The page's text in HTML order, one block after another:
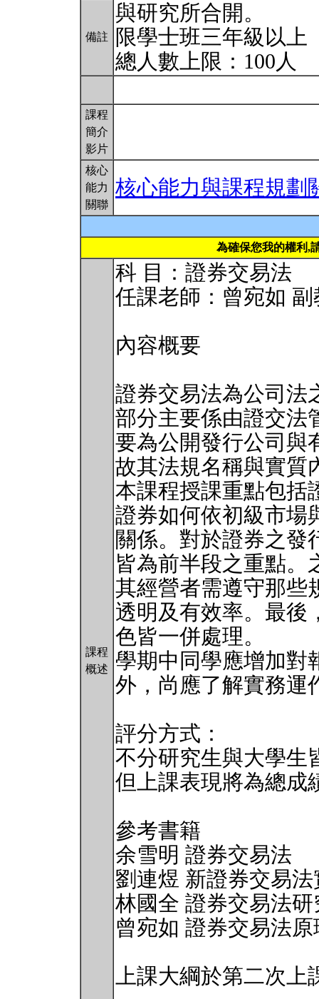
備註
與研究所合開。
限學士班三年級以上
總人數上限：100人
課程
簡介
影片
核心
能力
關聯
核心能力與課程規劃
為確保您我的權利,
課程
概述
科 目：證券交易法
任課老師：曾宛如 副
內容概要
證券交易法為公司法
部分主要係由證交法
要為公開發行公司與
故其法規名稱與實質
本課程授課重點包括
證券如何依初級市場
關係。對於證券之發
皆為前半段之重點。
其經營者需遵守那些
透明及有效率。最後
色皆一併處理。
學期中同學應增加對
外，尚應了解實務運
評分方式：
不分研究生與大學生
但上課表現將為總成
參考書籍
余雪明 證券交易法
劉連煜 新證券交易
林國全 證券交易法研
曾宛如 證券交易法原
上課大綱於第二次上